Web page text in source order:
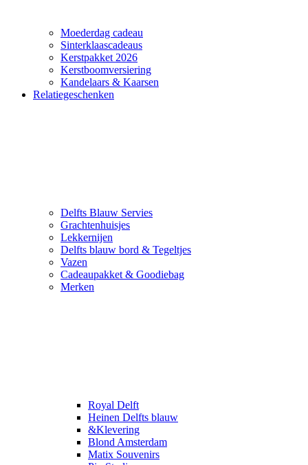
Moederdag cadeau
Sinterklaascadeaus
Kerstpakket 2026
Kerstboomversiering
Kandelaars & Kaarsen
Relatiegeschenken
Delfts Blauw Servies
Grachtenhuisjes
Lekkernijen
Delfts blauw bord & Tegeltjes
Vazen
Cadeaupakket & Goodiebag
Merken
Royal Delft
Heinen Delfts blauw
&Klevering
Blond Amsterdam
Matix Souvenirs